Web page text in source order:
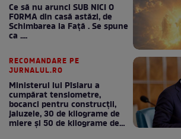
Ce să nu arunci SUB NICI O
FORMA din casă astăzi, de
Schimbarea la Față . Se spune
ca ....
RECOMANDARE PE
JURNALUL.RO
Ministerul lui Pîslaru a
cumpărat tensiometre,
bocanci pentru construcții,
jaluzele, 30 de kilograme de
miere și 50 de kilograme de